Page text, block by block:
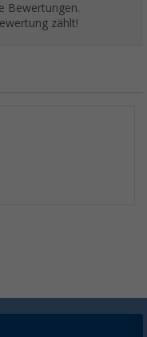
Bewertungen.
zählt!